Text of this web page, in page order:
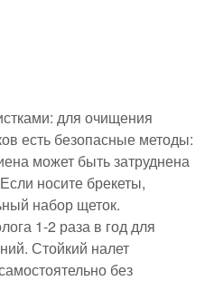
для очищения
есть безопасные методы:
может быть затруднена
носите брекеты,
набор щеток.
1-2 раза в год для
Стойкий налет
без